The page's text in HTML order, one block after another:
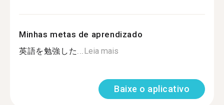
Minhas metas de aprendizado
英語を勉強した...Leia mais
Baixe o aplicativo